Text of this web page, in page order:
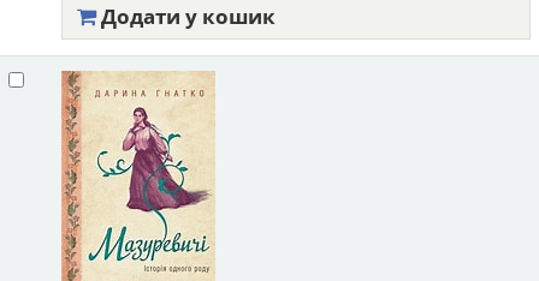
Додати у кошик